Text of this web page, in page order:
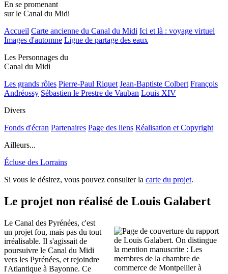
En se promenant
sur le Canal du Midi
Accueil Carte ancienne du Canal du Midi Ici et là : voyage virtuel
Images d'automne Ligne de partage des eaux
Les Personnages du
Canal du Midi
Les grands rôles Pierre-Paul Riquet Jean-Baptiste Colbert François
Andréossy Sébastien le Prestre de Vauban Louis XIV
Divers
Fonds d'écran Partenaires Page des liens Réalisation et Copyright
Ailleurs...
Écluse des Lorrains
Si vous le désirez, vous pouvez consulter la carte du projet.
Le projet non réalisé de Louis Galabert
Le Canal des Pyrénées, c'est
un projet fou, mais pas du tout
irréalisable. Il s'agissait de
poursuivre le Canal du Midi
vers les Pyrénées, et rejoindre
l'Atlantique à Bayonne. Ce